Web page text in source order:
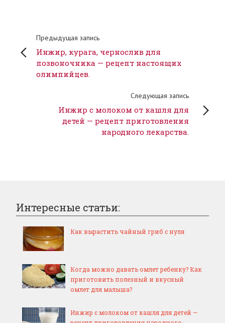
Предыдущая запись
Инжир, курага, чернослив для
позвоночника — рецепт настоящих
олимпийцев.
Следующая запись
Инжир с молоком от кашля для
детей — рецепт приготовления
народного лекарства.
Интересные статьи:
Как вырастить чайный гриб с нуля
Когда можно давать омлет ребенку? Как
приготовить полезный и вкусный
омлет для малыша?
Инжир с молоком от кашля для детей —